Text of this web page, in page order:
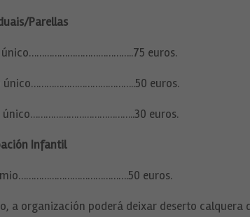
Parellas
único…………………………………..75 euros.
único…………………………………..50 euros.
único…………………………………..30 euros.
Infantil
euros.
a organización poderá deixar deserto